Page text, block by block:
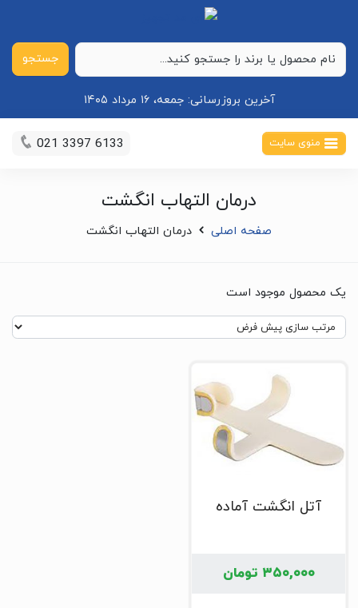
جستجو
آخرین بروزرسانی: جمعه، ۱۶ مرداد ۱۴۰۵
منوی سایت 021 3397 6133
درمان التهاب انگشت
صفحه اصلی درمان التهاب انگشت
یک محصول موجود است
آتل انگشت آماده
۳۵۰,۰۰۰ تومان